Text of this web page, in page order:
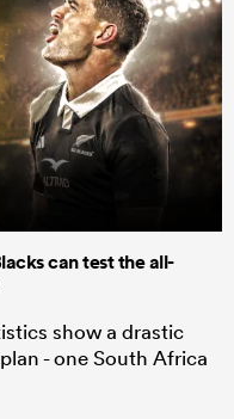
can test the all-
show a drastic
- one South Africa